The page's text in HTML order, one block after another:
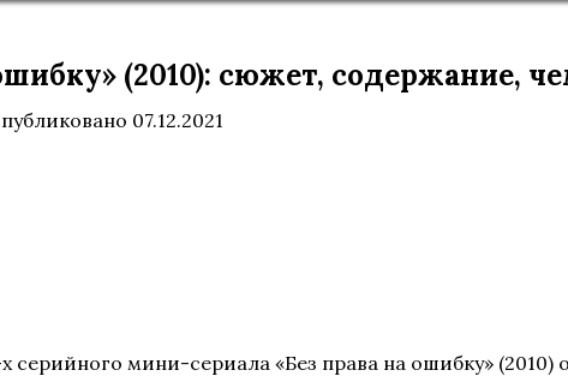
(2010): сюжет, содержание,
07.12.2021
серийного мини-сериала «Без права на ошибку»